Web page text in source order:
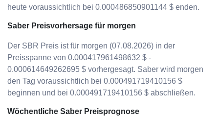
heute voraussichtlich bei 0.000486850901144 $ enden.
Saber Preisvorhersage für morgen
Der SBR Preis ist für morgen (07.08.2026) in der
Preisspanne von 0.000417961498632 $ -
0.000614649262695 $ vorhergesagt. Saber wird morgen
den Tag voraussichtlich bei 0.000491719410156 $
beginnen und bei 0.000491719410156 $ abschließen.
Wöchentliche Saber Preisprognose